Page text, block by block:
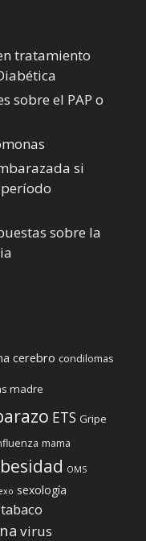
tratamiento
sobre el PAP o
si
sobre la
cerebro condilomas
madre
ETS Gripe
mama
OMS
sexología
tabaco
virus